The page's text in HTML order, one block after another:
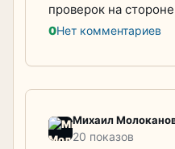
проверок на
0Нет комментариев
Михаил
20 показов